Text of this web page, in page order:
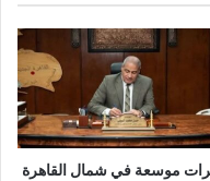
موسعة في شمال القاهرة